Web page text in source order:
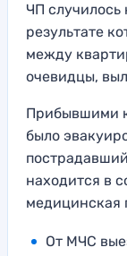
ЧП случилось
результате
между
очевидцы,
Прибывшими
было
находится в
медицинская
От МЧС